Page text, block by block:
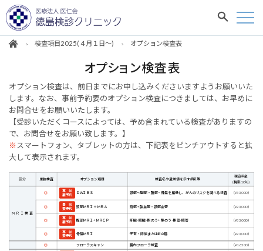
検査項目2025(４月１日～) オプション検査表
オプション検査表
オプション検査は、前日までにお申し込みくださいますようお願いいた
します。 なお、事前予約要のオプション検査につきましては、お早めに
お問合せをお願いいたします。
【受診いただくコースによっては、予め含まれている検査がありますの
で、お問合せをお願い致します。】
※ スマートフォン、タブレットの方は、下記表をピンチアウトすると拡
大して表示されます。
区分 単独検査 オプション項目 検査名や異常値を示す病気等
税込料金
(税率10％)
ⅯＲＩ検査
◎
事 前
要予約
ＤＷＩＢＳ 頸部～胸部・腹部・骨盤を撮像し、がんのリスクを調べる検査 （¥33,000）
◎
事 前
要予約
頭部ＭＲＩ＋ＭＲＡ 頭部 + 脳血管・頸部血管 （¥23,000）
◎
事 前
要予約
腹部ＭＲＩ+ＭＲＣＰ 肝臓･膵臓･胆のう + 胆のう･胆管･膵管 （¥33,000）
◎
事 前
要予約
骨盤ＭＲＩ 子宮・卵巣または前立腺 （¥23,000）
◎ フローラスキャン 腸内フローラ検査 （¥16,500）